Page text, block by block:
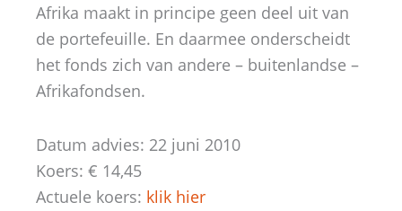
Afrika maakt in principe geen deel uit van
de portefeuille. En daarmee onderscheidt
het fonds zich van andere – buitenlandse –
Afrikafondsen.
Datum advies: 22 juni 2010
Koers: € 14,45
Actuele koers: klik hier